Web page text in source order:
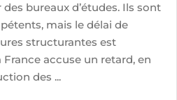
des bureaux d’études. Ils sont
mais le délai de
structurantes est
accuse un retard, en
des ...